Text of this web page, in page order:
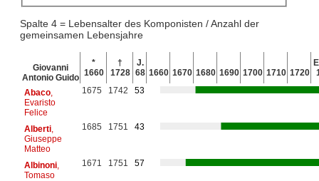
Spalte 4 = Lebensalter des Komponisten / Anzahl der
gemeinsamen Lebensjahre
Giovanni
Antonio Guido
*
1660
†
1728
J.
68 1660 1670 1680 1690 1700 1710 1720
Abaco,
Evaristo
Felice
1675 1742 53
Alberti,
Giuseppe
Matteo
1685 1751 43
Albinoni,
Tomaso
1671 1751 57